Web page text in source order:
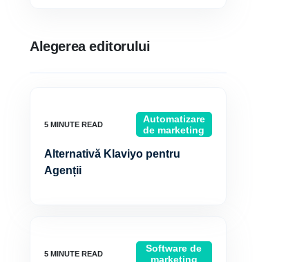
Alegerea editorului
Automatizare
de marketing
Alternativă Klaviyo pentru
Agenții
Software de
marketing